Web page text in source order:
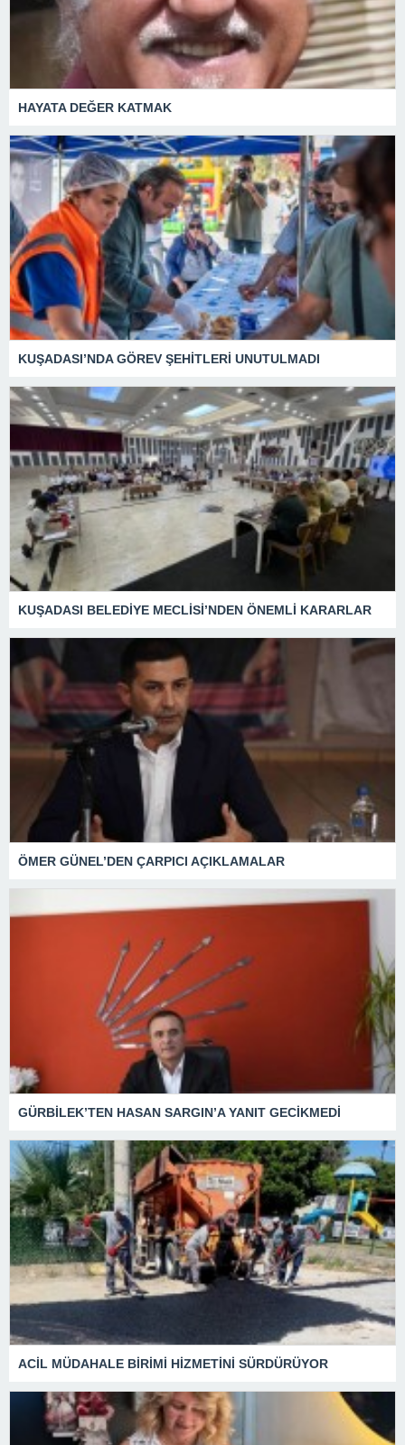
HAYATA DEĞER KATMAK
KUŞADASI’NDA GÖREV ŞEHİTLERİ UNUTULMADI
KUŞADASI BELEDİYE MECLİSİ’NDEN ÖNEMLİ KARARLAR
ÖMER GÜNEL’DEN ÇARPICI AÇIKLAMALAR
GÜRBİLEK’TEN HASAN SARGIN’A YANIT GECİKMEDİ
ACİL MÜDAHALE BİRİMİ HİZMETİNİ SÜRDÜRÜYOR